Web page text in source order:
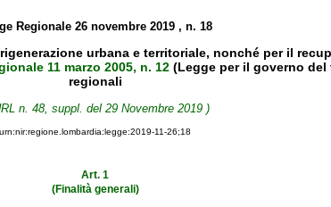
Regionale 26 novembre 2019 , n. 18
urbana e territoriale, nonché per il
11 marzo 2005, n. 12(Legge per il governo del
regionali
n. 48, suppl. del 29 Novembre 2019 )
urn:nir:regione.lombardia:legge:2019-11-26;18
Art. 1
(Finalità generali)